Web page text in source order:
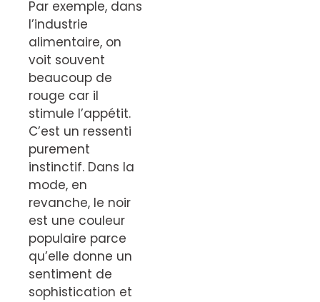
Par exemple, dans
l’industrie
alimentaire, on
voit souvent
beaucoup de
rouge car il
stimule l’appétit.
C’est un ressenti
purement
instinctif. Dans la
mode, en
revanche, le noir
est une couleur
populaire parce
qu’elle donne un
sentiment de
sophistication et